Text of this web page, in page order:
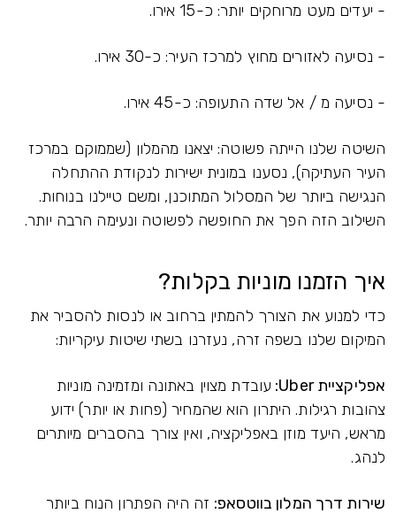
- יעדים מעט מרוחקים יותר: כ-15 אירו.
- נסיעה לאזורים מחוץ למרכז העיר: כ-30 אירו.
- נסיעה מ / אל שדה התעופה: כ-45 אירו.
השיטה שלנו הייתה פשוטה: יצאנו מהמלון (שממוקם במרכז
העיר העתיקה), נסענו במונית ישירות לנקודת ההתחלה
הנגישה ביותר של המסלול המתוכנן, ומשם טיילנו בנוחות.
השילוב הזה הפך את החופשה לפשוטה ונעימה הרבה יותר.
איך הזמנו מוניות בקלות?
כדי למנוע את הצורך להמתין ברחוב או לנסות להסביר את
המיקום שלנו בשפה זרה, נעזרנו בשתי שיטות עיקריות:
אפליקציית Uber:
עובדת מצוין באתונה ומזמינה מוניות
צהובות רגילות. היתרון הוא שהמחיר (פחות או יותר) ידוע
מראש, היעד מוזן באפליקציה, ואין צורך בהסברים מיותרים
לנהג.
שירות דרך המלון בווטסאפ: זה היה הפתרון הנוח ביותר